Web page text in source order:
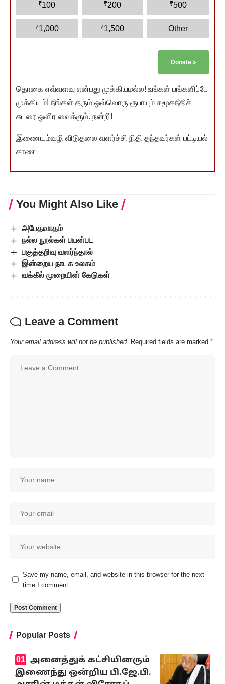
₹100 ₹200 ₹500
₹1,000 ₹1,500 Other
Donate »
தொகை எவ்வளவு என்பது முக்கியமல்ல! உங்கள் பங்களிப்பே
முக்கியம்! நீங்கள் தரும் ஒவ்வொரு ரூபாயும் சமூகநீதிச்
சுடரை ஒளிர வைக்கும். நன்றி!
இணையம்வழி விடுதலை வளர்ச்சி நிதி தந்தவர்கள் பட்டியல்
காண
You Might Also Like
அபேதவாதம்
நல்ல நூல்கள் பயன்பட
பகுத்தறிவு வளர்ந்தால்
இன்றைய நாடக உலகம்
வக்கீல் முறையின் கேடுகள்
Leave a Comment
Your email address will not be published. Required fields are marked *
Save my name, email, and website in this browser for the next
time I comment.
Popular Posts
அனைத்துக் கட்சியினரும்
இணைந்து ஒன்றிய பி.ஜே.பி.